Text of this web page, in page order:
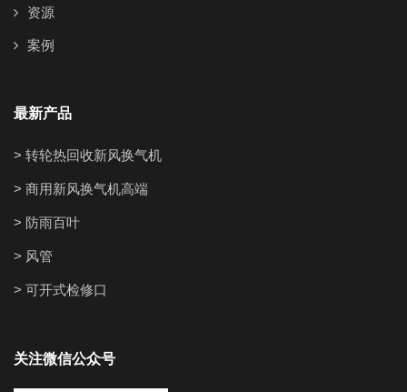
资源
案例
最新产品
> 转轮热回收新风换气机
> 商用新风换气机高端
> 防雨百叶
> 风管
> 可开式检修口
关注微信公众号